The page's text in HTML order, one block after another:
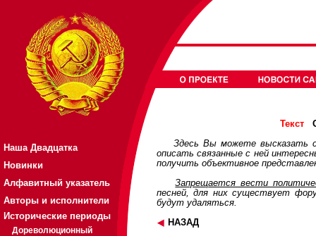
Наша Двадцатка
Новинки
Алфавитный указатель
Авторы и исполнители
Исторические периоды
Дореволюционный
Текст
Здесь Вы можете высказать
описать связанные с ней
получить объективное
Запрещается вести
песней, для них существует
будут удаляться.
НАЗАД